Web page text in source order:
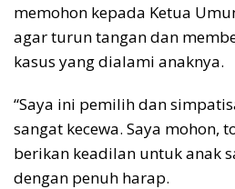
memohon kepada Ketua
agar turun tangan dan
kasus yang dialami anaknya.
“Saya ini pemilih dan
sangat kecewa. Saya mohon,
berikan keadilan untuk anak
dengan penuh harap.